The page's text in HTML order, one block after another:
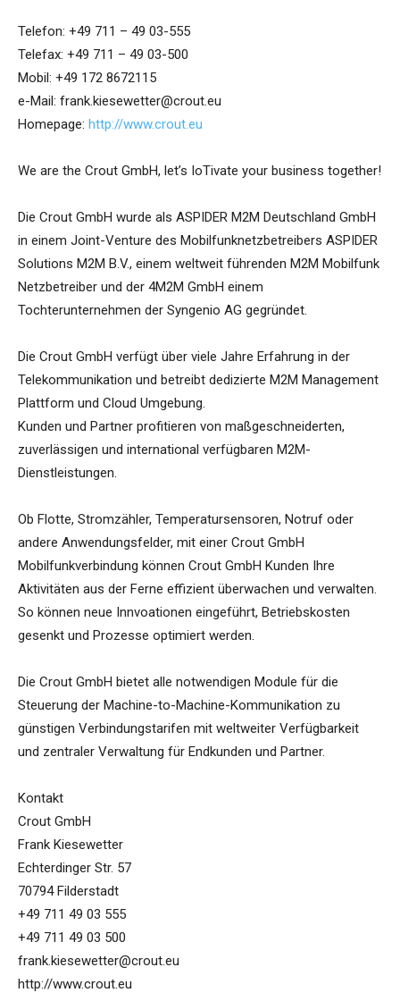
Telefon: +49 711 – 49 03-555
Telefax: +49 711 – 49 03-500
Mobil: +49 172 8672115
e-Mail: frank.kiesewetter@crout.eu
Homepage: http://www.crout.eu
We are the Crout GmbH, let’s IoTivate your business together!
Die Crout GmbH wurde als ASPIDER M2M Deutschland GmbH
in einem Joint-Venture des Mobilfunknetzbetreibers ASPIDER
Solutions M2M B.V., einem weltweit führenden M2M Mobilfunk
Netzbetreiber und der 4M2M GmbH einem
Tochterunternehmen der Syngenio AG gegründet.
Die Crout GmbH verfügt über viele Jahre Erfahrung in der
Telekommunikation und betreibt dedizierte M2M Management
Plattform und Cloud Umgebung.
Kunden und Partner profitieren von maßgeschneiderten,
zuverlässigen und international verfügbaren M2M-
Dienstleistungen.
Ob Flotte, Stromzähler, Temperatursensoren, Notruf oder
andere Anwendungsfelder, mit einer Crout GmbH
Mobilfunkverbindung können Crout GmbH Kunden Ihre
Aktivitäten aus der Ferne effizient überwachen und verwalten.
So können neue Innvoationen eingeführt, Betriebskosten
gesenkt und Prozesse optimiert werden.
Die Crout GmbH bietet alle notwendigen Module für die
Steuerung der Machine-to-Machine-Kommunikation zu
günstigen Verbindungstarifen mit weltweiter Verfügbarkeit
und zentraler Verwaltung für Endkunden und Partner.
Kontakt
Crout GmbH
Frank Kiesewetter
Echterdinger Str. 57
70794 Filderstadt
+49 711 49 03 555
+49 711 49 03 500
frank.kiesewetter@crout.eu
http://www.crout.eu